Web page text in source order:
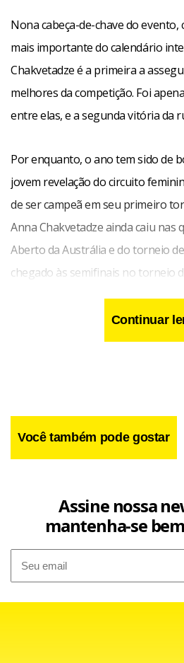
Nona cabeça-de-chave do
mais importante do calendário
Chakvetadze é a primeira a
melhores da competição. Foi
entre elas, e a segunda vitória da
Por enquanto, o ano tem sido de
jovem revelação do circuito
de ser campeã em seu primeiro
Anna Chakvetadze ainda caiu nas
Aberto da Austrália e do torneio
chegado às semifinais no torneio
seu melhor desempenho havia
Continuar
Você também pode gostar
Assine nossa
mantenha-se